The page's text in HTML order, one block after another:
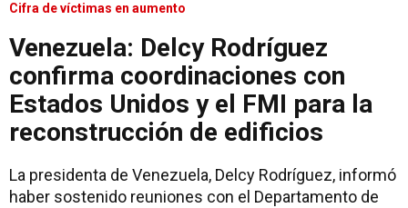
Cifra de víctimas en aumento
Venezuela: Delcy Rodríguez
confirma coordinaciones con
Estados Unidos y el FMI para la
reconstrucción de edificios
La presidenta de Venezuela, Delcy Rodríguez, informó
haber sostenido reuniones con el Departamento de